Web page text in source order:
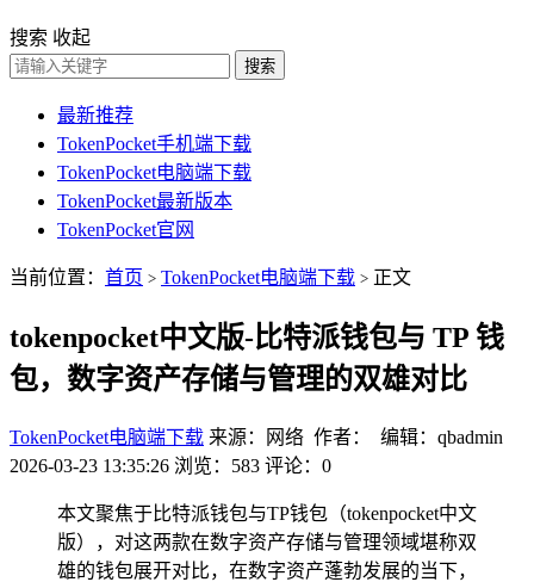
搜索 收起
搜索
最新推荐
TokenPocket手机端下载
TokenPocket电脑端下载
TokenPocket最新版本
TokenPocket官网
当前位置： 首页 > TokenPocket电脑端下载 > 正文
tokenpocket中文版-比特派钱包与 TP 钱
包，数字资产存储与管理的双雄对比
TokenPocket电脑端下载 来源：网络 作者： 编辑：qbadmin
2026-03-23 13:35:26 浏览：583 评论：0
本文聚焦于比特派钱包与TP钱包（tokenpocket中文
版），对这两款在数字资产存储与管理领域堪称双
雄的钱包展开对比，在数字资产蓬勃发展的当下，